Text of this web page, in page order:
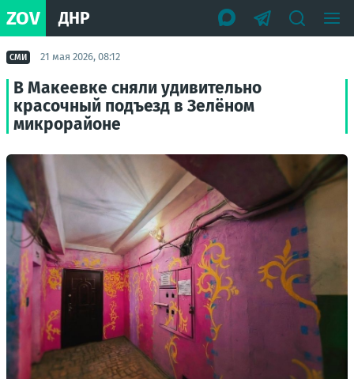
ZOV ДНР
СМИ 21 мая 2026, 08:12
В Макеевке сняли удивительно
красочный подъезд в Зелёном
микрорайоне